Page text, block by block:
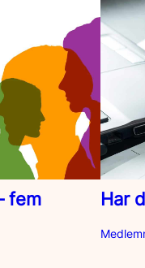
fem
Har